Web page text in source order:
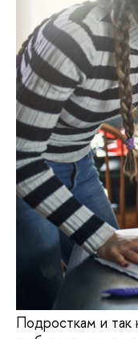
Подросткам и